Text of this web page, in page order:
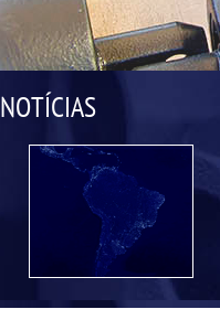
NOTÍCIAS